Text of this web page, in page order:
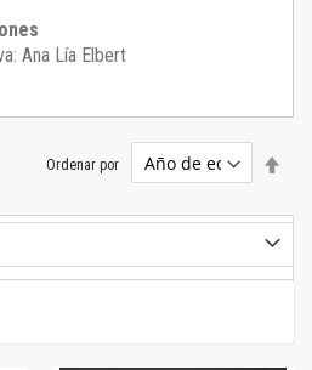
Ana Lía Elbert
Ordenar por